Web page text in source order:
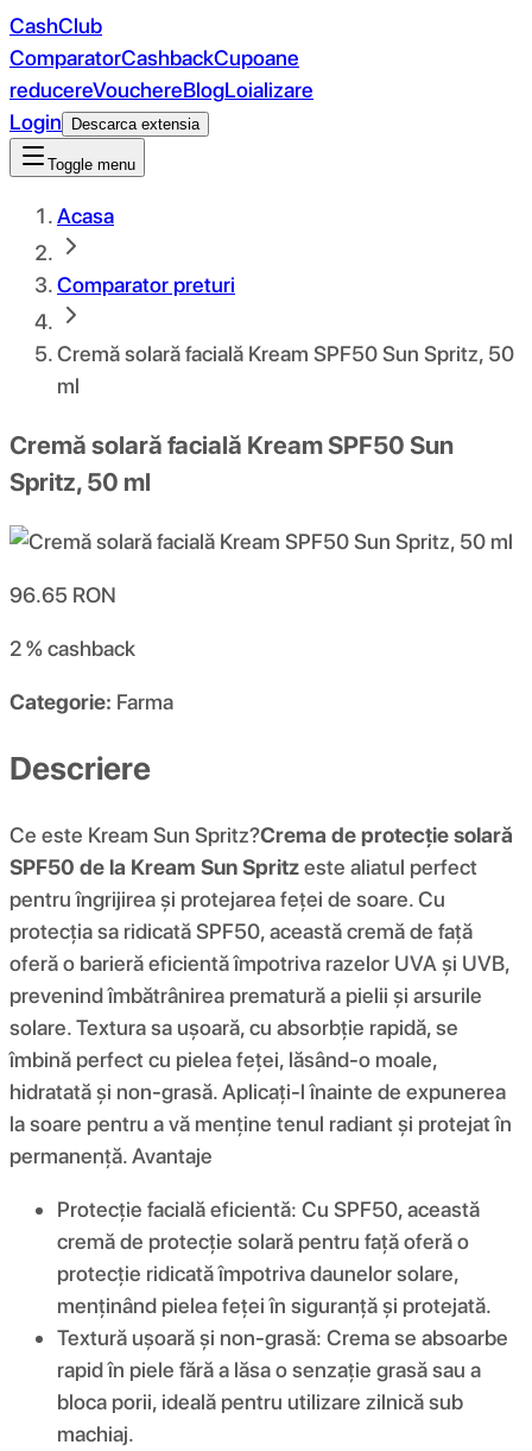
CashClub
ComparatorCashbackCupoane
reducereVouchereBlogLoializare
Login
Descarca extensia
Toggle menu
Acasa
Comparator preturi
Cremă solară facială Kream SPF50 Sun Spritz, 50
ml
Cremă solară facială Kream SPF50 Sun
Spritz, 50 ml
96.65 RON
2 %cashback
Categorie: Farma
Descriere
Ce este Kream Sun Spritz?Crema de protecție solară
SPF50 de la Kream Sun Spritzeste aliatul perfect
pentru îngrijirea și protejarea feței de soare. Cu
protecția sa ridicată SPF50, această cremă de față
oferă o barieră eficientă împotriva razelor UVA și UVB,
prevenind îmbătrânirea prematură a pielii și arsurile
solare. Textura sa ușoară, cu absorbție rapidă, se
îmbină perfect cu pielea feței, lăsând-o moale,
hidratată și non-grasă. Aplicați-l înainte de expunerea
la soare pentru a vă menține tenul radiant și protejat în
permanență. Avantaje
Protecție facială eficientă: Cu SPF50, această
cremă de protecție solară pentru față oferă o
protecție ridicată împotriva daunelor solare,
menținând pielea feței în siguranță și protejată.
Textură ușoară și non-grasă: Crema se absoarbe
rapid în piele fără a lăsa o senzație grasă sau a
bloca porii, ideală pentru utilizare zilnică sub
machiaj.